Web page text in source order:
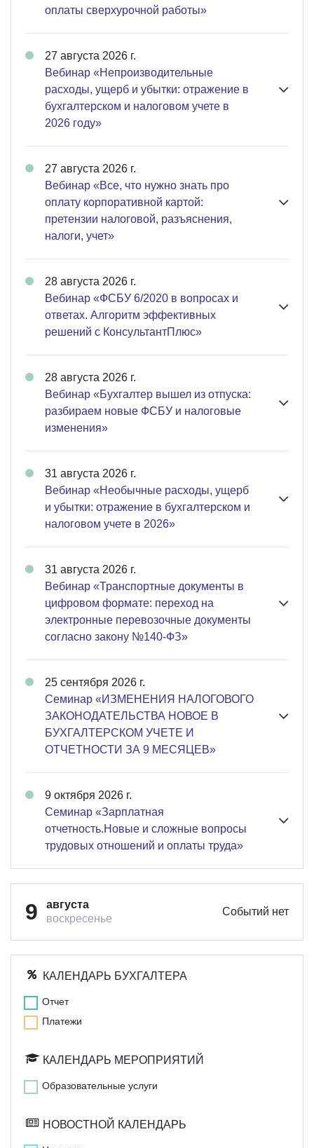
оплаты сверхурочной работы»
27 августа 2026 г.
Вебинар «Непроизводительные
расходы, ущерб и убытки: отражение в
бухгалтерском и налоговом учете в
2026 году»
27 августа 2026 г.
Вебинар «Все, что нужно знать про
оплату корпоративной картой:
претензии налоговой, разъяснения,
налоги, учет»
28 августа 2026 г.
Вебинар «ФСБУ 6/2020 в вопросах и
ответах. Алгоритм эффективных
решений с КонсультантПлюс»
28 августа 2026 г.
Вебинар «Бухгалтер вышел из отпуска:
разбираем новые ФСБУ и налоговые
изменения»
31 августа 2026 г.
Вебинар «Необычные расходы, ущерб
и убытки: отражение в бухгалтерском и
налоговом учете в 2026»
31 августа 2026 г.
Вебинар «Транспортные документы в
цифровом формате: переход на
электронные перевозочные документы
согласно закону №140-ФЗ»
25 сентября 2026 г.
Семинар «ИЗМЕНЕНИЯ НАЛОГОВОГО
ЗАКОНОДАТЕЛЬСТВА НОВОЕ В
БУХГАЛТЕРСКОМ УЧЕТЕ И
ОТЧЕТНОСТИ ЗА 9 МЕСЯЦЕВ»
9 октября 2026 г.
Семинар «Зарплатная
отчетность.Новые и сложные вопросы
трудовых отношений и оплаты труда»
9
августа
воскресенье
Событий нет
КАЛЕНДАРЬ БУХГАЛТЕРА
Отчет
Платежи
КАЛЕНДАРЬ МЕРОПРИЯТИЙ
Образовательные услуги
НОВОСТНОЙ КАЛЕНДАРЬ